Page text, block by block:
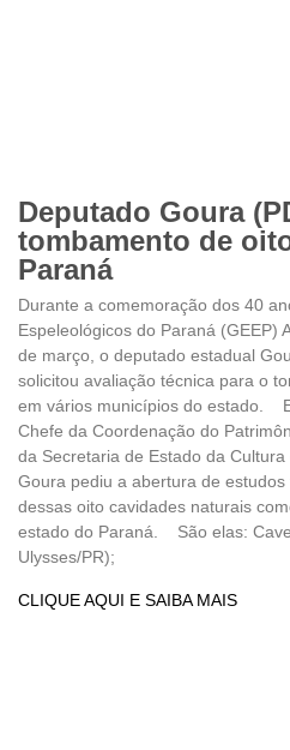
Deputado Goura
tombamento de
Paraná
Durante a comemoração dos 40
Espeleológicos do Paraná (GEEP)
de março, o deputado estadual
solicitou avaliação técnica para o
em vários municípios do estado.
Chefe da Coordenação do
da Secretaria de Estado da Cultura
Goura pediu a abertura de
dessas oito cavidades naturais
estado do Paraná. São elas:
Ulysses/PR);
CLIQUE AQUI E SAIBA MAIS